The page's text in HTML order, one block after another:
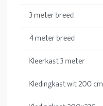
3 meter breed
4 meter breed
Kleerkast 3 meter
Kledingkast wit 200 cm